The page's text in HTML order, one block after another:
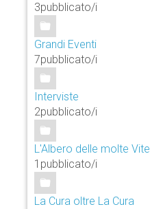
3pubblicato/i
Grandi Eventi
7pubblicato/i
Interviste
2pubblicato/i
L'Albero delle molte Vite
1pubblicato/i
La Cura oltre La Cura